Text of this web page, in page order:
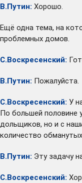
В.Путин: Хорошо.
Ещё одна тема, на
проблемных домов.
С.Воскресенский:
В.Путин: Пожалуйста.
С.Воскресенский: У
По большей половине
дольщиков, но и с
количество
В.Путин: Эту задачу
С.Воскресенский: